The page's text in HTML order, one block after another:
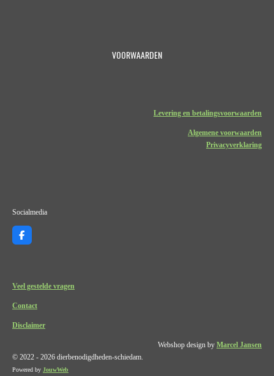
VOORWAARDEN
Levering en betalingsvoorwaarden
Algemene voorwaarden
Privacyverklaring
Socialmedia
F
a
o
o
Veel gestelde vragen
Contact
Disclaimer
Webshop design by Marcel Jansen
© 2022 - 2026 dierbenodigdheden-schiedam.
Powered by JouwWeb